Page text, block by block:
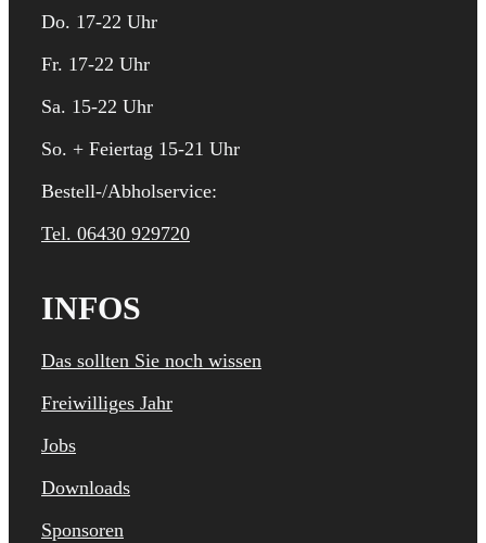
Do. 17-22 Uhr
Fr. 17-22 Uhr
Sa. 15-22 Uhr
So. + Feiertag 15-21 Uhr
Bestell-/Abholservice:
Tel. 06430 929720
INFOS
Das sollten Sie noch wissen
Freiwilliges Jahr
Jobs
Downloads
Sponsoren